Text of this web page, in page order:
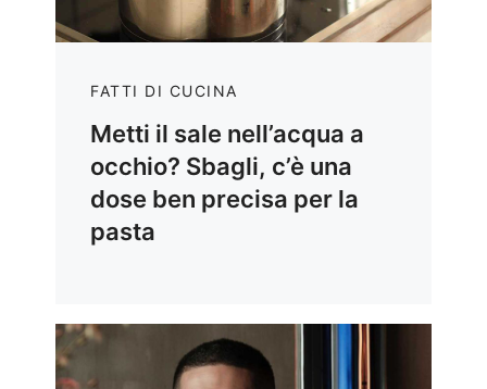
FATTI DI CUCINA
Metti il sale nell’acqua a
occhio? Sbagli, c’è una
dose ben precisa per la
pasta